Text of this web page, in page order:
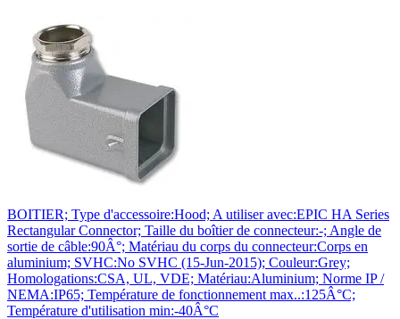
BOITIER; Type d'accessoire:Hood; A utiliser avec:EPIC HA Series
Rectangular Connector; Taille du boîtier de connecteur:-; Angle de
sortie de câble:90Â°; Matériau du corps du connecteur:Corps en
aluminium; SVHC:No SVHC (15-Jun-2015); Couleur:Grey;
Homologations:CSA, UL, VDE; Matériau:Aluminium; Norme IP /
NEMA:IP65; Température de fonctionnement max..:125Â°C;
Température d'utilisation min:-40Â°C